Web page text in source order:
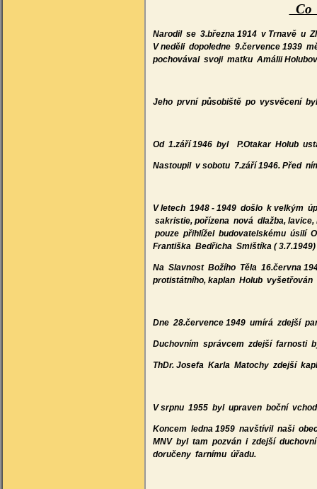
Co
Narodil se 3.března 1914 v Trnavě u
V neděli dopoledne 9.července 1939
pochovával svoji matku Amálii
Jeho první působiště po vysvěcení
Od 1.září 1946 byl P.Otakar Holub
Nastoupil v sobotu 7.září 1946. Před
V letech 1948 - 1949 došlo k velkým
sakristie, pořízena nová dlažba,
pouze přihlížel budovatelskému úsilí
Františka Bedřicha Smištíka (
Na Slavnost Božího Těla 16.června
protistátního, kaplan Holub
Dne 28.července 1949 umírá zdejší
Duchovním správcem zdejší farnosti
ThDr. Josefa Karla Matochy zdejší
V srpnu 1955 byl upraven boční
Koncem ledna 1959 navštívil naši
MNV byl tam pozván i zdejší
doručeny farnímu úřadu.